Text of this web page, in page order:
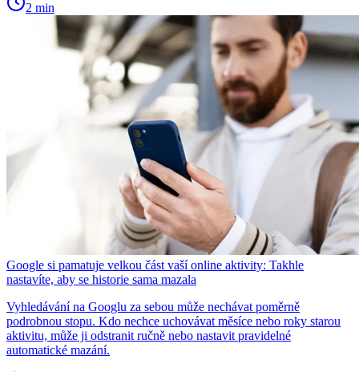
2 min
Google si pamatuje velkou část vaší online aktivity: Takhle
nastavíte, aby se historie sama mazala
Vyhledávání na Googlu za sebou může nechávat poměrně
podrobnou stopu. Kdo nechce uchovávat měsíce nebo roky starou
aktivitu, může ji odstranit ručně nebo nastavit pravidelné
automatické mazání.